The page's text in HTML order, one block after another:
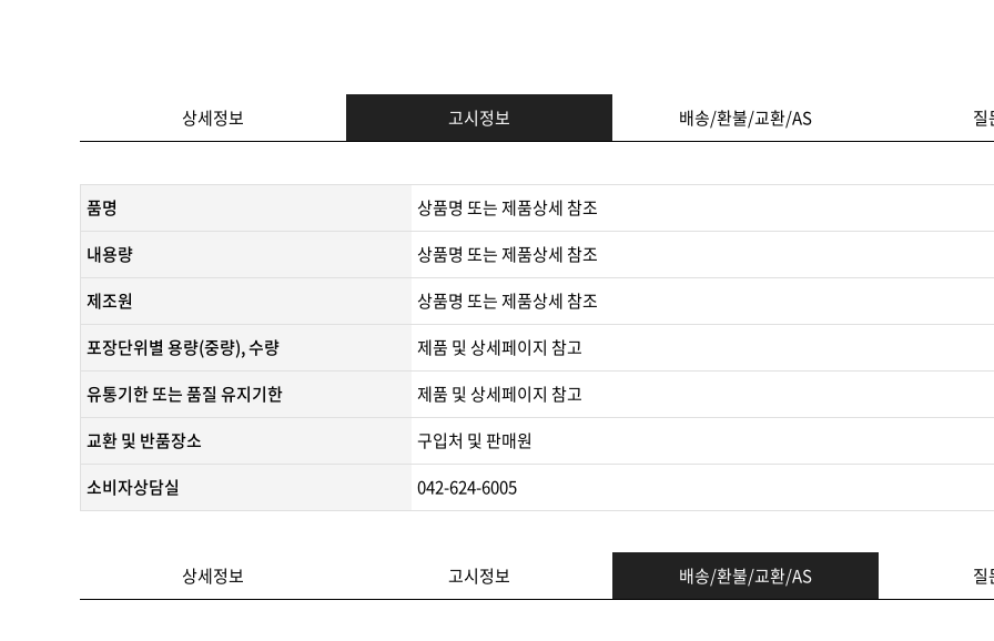
상세정보 고시정보 배송/환불/교환/AS 질
품명
상품명 또는 제품상세 참조
내용량
상품명 또는 제품상세 참조
제조원
​상품명 또는 제품상세 참조​
포장단위별 용량(중량), 수량
제품 및 상세페이지 참고
유통기한 또는 품질 유지기한
​제품 및 상세페이지 참고​
교환 및 반품장소
구입처 및 판매원
소비자상담실
042-624-6005
상세정보 고시정보 배송/환불/교환/AS 질